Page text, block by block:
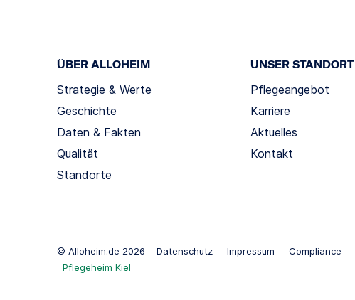
ÜBER ALLOHEIM
Strategie & Werte
Geschichte
Daten & Fakten
Qualität
Standorte
UNSER STANDORT
Pflegeangebot
Karriere
Aktuelles
Kontakt
© Alloheim.de 2026 Datenschutz Impressum Compliance
Pflegeheim Kiel